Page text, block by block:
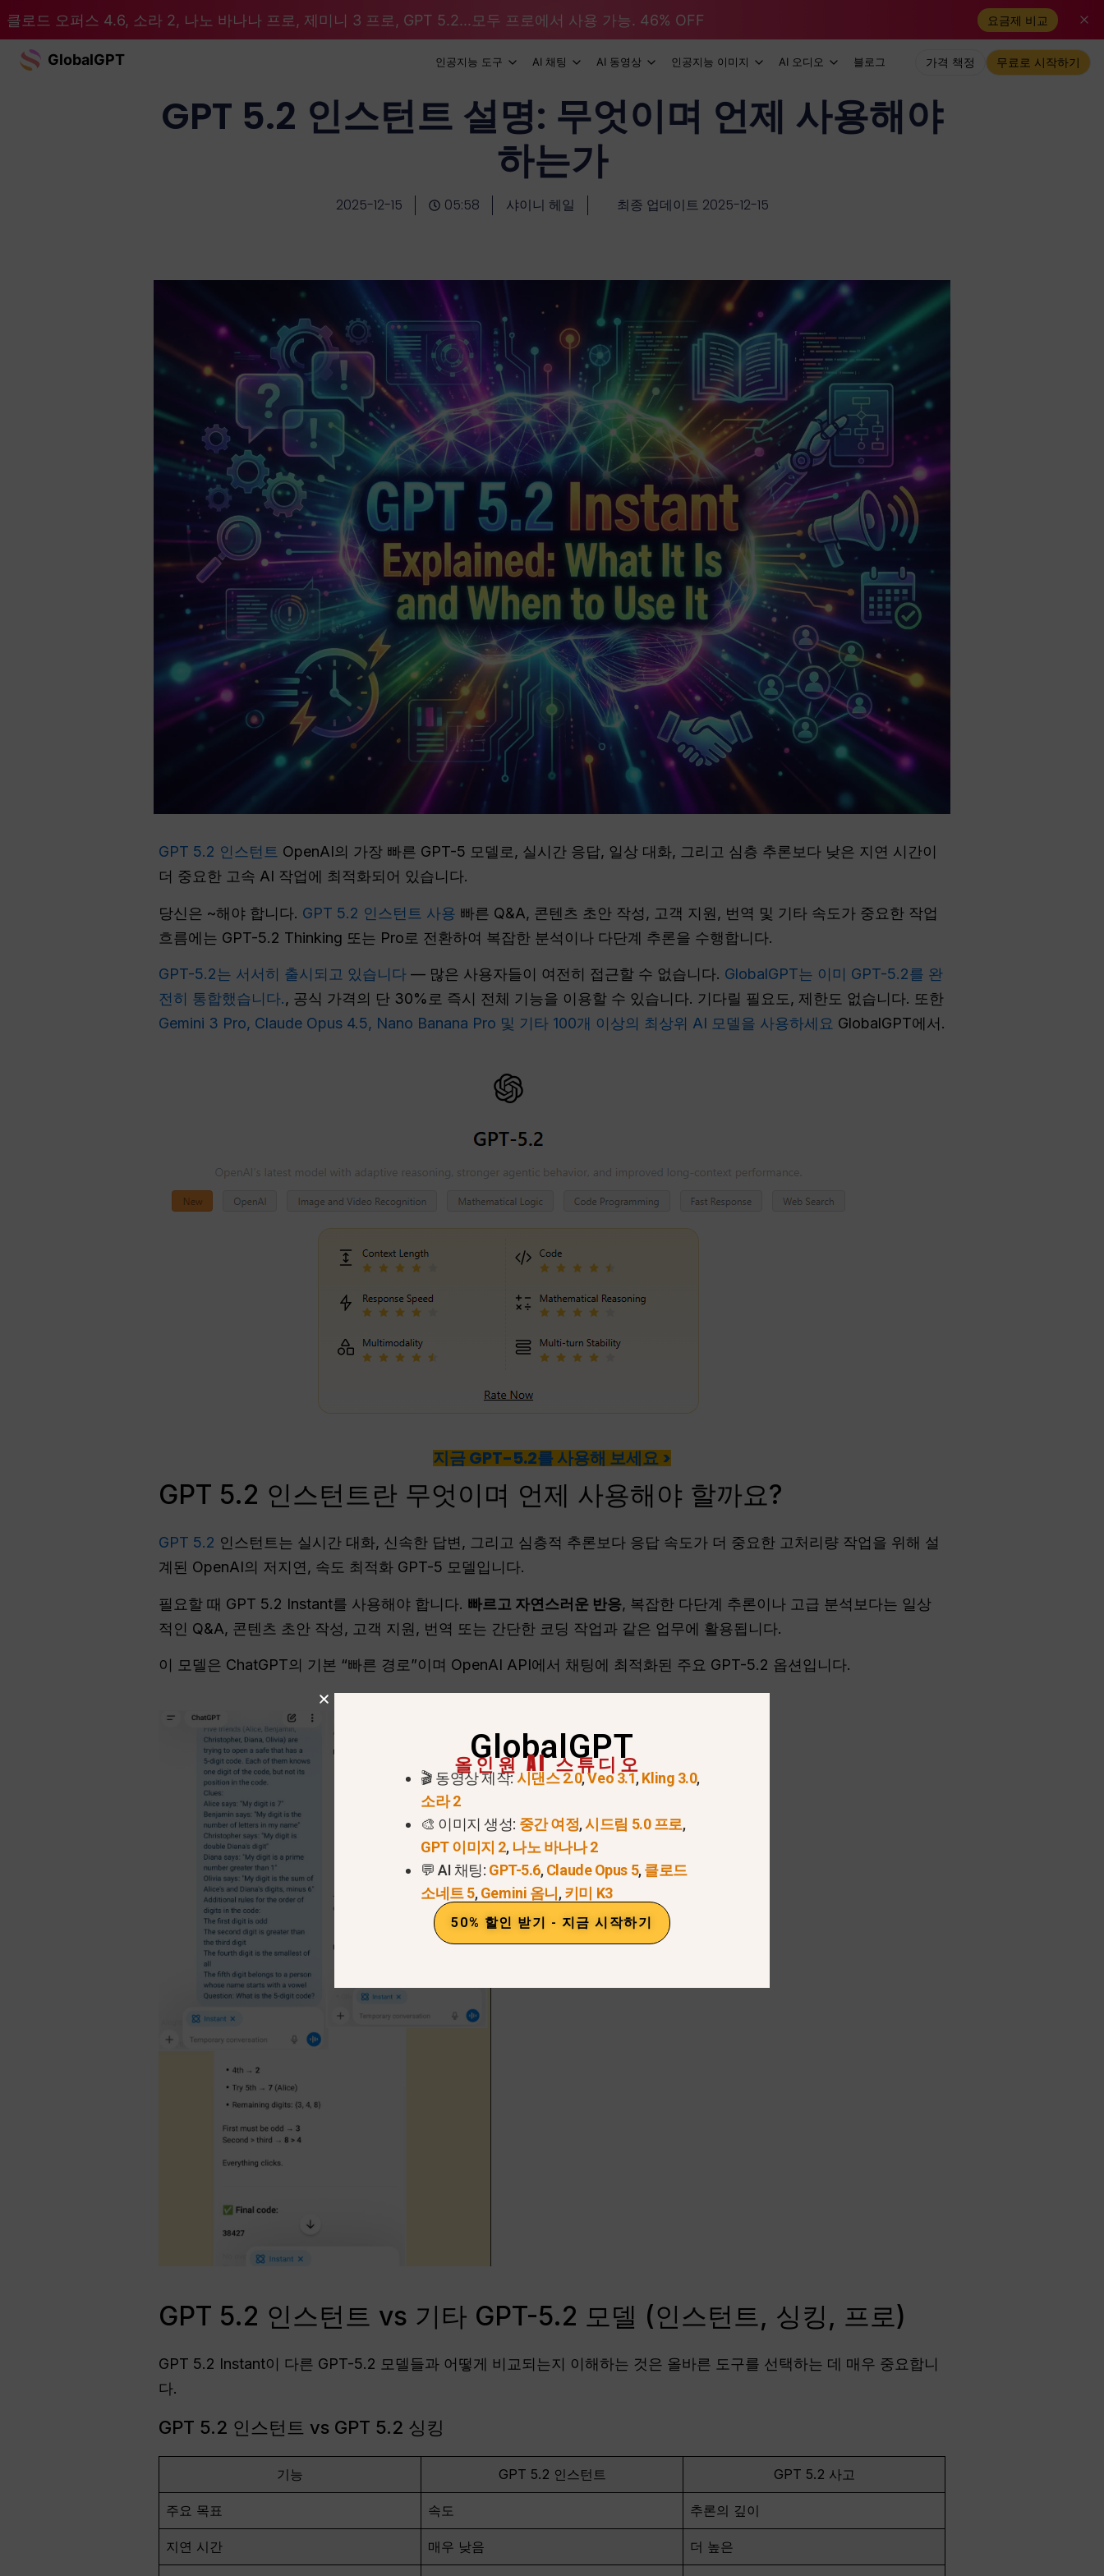
클로드 오퍼스 4.6, 소라 2, 나노 바나나 프로, 제미니 3 프로, GPT 5.2...모두 프로에서 사용 가능. 46% OFF 요금제 비교
GlobalGPT 인공지능 도구 AI 채팅 AI 동영상 인공지능 이미지 AI 오디오 블로그 가격 책정 무료로 시작하기
GPT 5.2 인스턴트 설명: 무엇이며 언제 사용해야
하는가
2025-12-15 05:58 샤이니 헤일 최종 업데이트 2025-12-15
GPT 5.2 인스턴트 OpenAI의 가장 빠른 GPT-5 모델로, 실시간 응답, 일상 대화, 그리고 심층 추론보다 낮은 지연 시간이
더 중요한 고속 AI 작업에 최적화되어 있습니다.
당신은 ~해야 합니다. GPT 5.2 인스턴트 사용 빠른 Q&A, 콘텐츠 초안 작성, 고객 지원, 번역 및 기타 속도가 중요한 작업
흐름에는 GPT-5.2 Thinking 또는 Pro로 전환하여 복잡한 분석이나 다단계 추론을 수행합니다.
GPT-5.2는 서서히 출시되고 있습니다 — 많은 사용자들이 여전히 접근할 수 없습니다. GlobalGPT는 이미 GPT-5.2를 완
전히 통합했습니다., 공식 가격의 단 30%로 즉시 전체 기능을 이용할 수 있습니다. 기다릴 필요도, 제한도 없습니다. 또한
Gemini 3 Pro, Claude Opus 4.5, Nano Banana Pro 및 기타 100개 이상의 최상위 AI 모델을 사용하세요 GlobalGPT에서.
지금 GPT-5.2를 사용해 보세요 >
GPT 5.2 인스턴트란 무엇이며 언제 사용해야 할까요?
GPT 5.2 인스턴트는 실시간 대화, 신속한 답변, 그리고 심층적 추론보다 응답 속도가 더 중요한 고처리량 작업을 위해 설
계된 OpenAI의 저지연, 속도 최적화 GPT-5 모델입니다.
필요할 때 GPT 5.2 Instant를 사용해야 합니다. 빠르고 자연스러운 반응, 복잡한 다단계 추론이나 고급 분석보다는 일상
적인 Q&A, 콘텐츠 초안 작성, 고객 지원, 번역 또는 간단한 코딩 작업과 같은 업무에 활용됩니다.
이 모델은 ChatGPT의 기본 “빠른 경로”이며 OpenAI API에서 채팅에 최적화된 주요 GPT-5.2 옵션입니다.
GPT 5.2 인스턴트 vs 기타 GPT-5.2 모델 (인스턴트, 싱킹, 프로)
GPT 5.2 Instant이 다른 GPT-5.2 모델들과 어떻게 비교되는지 이해하는 것은 올바른 도구를 선택하는 데 매우 중요합니
다.
GPT 5.2 인스턴트 vs GPT 5.2 싱킹
기능 GPT 5.2 인스턴트 GPT 5.2 사고
주요 목표 속도 추론의 깊이
지연 시간 매우 낮음 더 높은
GlobalGPT
올인원 AI 스튜디오
🎬 동영상 제작:시댄스 2.0,Veo 3.1,Kling 3.0,
소라 2
🎨 이미지 생성: 중간 여정,시드림 5.0 프로,
GPT 이미지 2, 나노 바나나 2
💬 AI 채팅: GPT-5.6,Claude Opus 5,클로드
소네트 5,Gemini 옴니,키미 K3
50% 할인 받기 - 지금 시작하기